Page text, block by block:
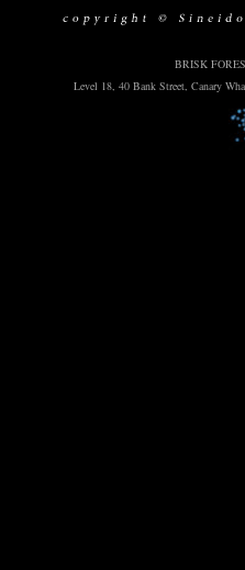
BRISK
Level 18, 40 Bank Street, Canary